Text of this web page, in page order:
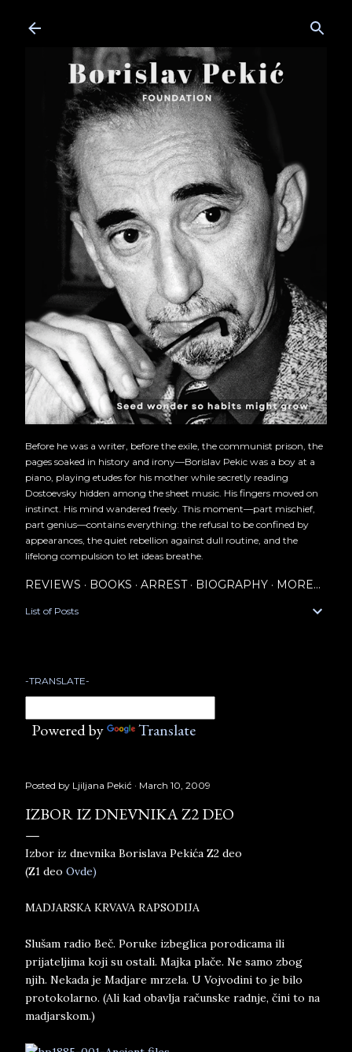
Before he was a writer, before the exile, the communist prison, the
pages soaked in history and irony—Borislav Pekic was a boy at a
piano, playing etudes for his mother while secretly reading
Dostoevsky hidden among the sheet music. His fingers moved on
instinct. His mind wandered freely. This moment—part mischief,
part genius—contains everything: the refusal to be confined by
appearances, the quiet rebellion against dull routine, and the
lifelong compulsion to let ideas breathe.
REVIEWS BOOKS ARREST BIOGRAPHY MORE…
List of Posts
-TRANSLATE-
Powered by Translate
Posted by Ljiljana Pekić March 10, 2009
IZBOR IZ DNEVNIKA Z2 DEO
Izbor iz dnevnika Borislava Pekića Z2 deo
(Z1 deo Ovde)
MADJARSKA KRVAVA RAPSODIJA
Slušam radio Beč. Poruke izbeglica porodicama ili
prijateljima koji su ostali. Majka plače. Ne samo zbog
njih. Nekada je Madjare mrzela. U Vojvodini to je bilo
protokolarno. (Ali kad obavlja računske radnje, čini to na
madjarskom.)